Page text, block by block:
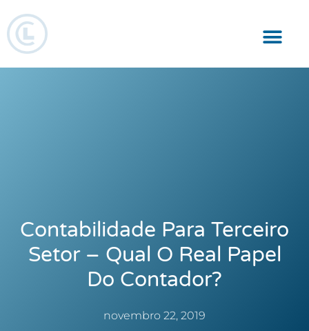
Contabilidade Para Terceiro
Setor – Qual O Real Papel
Do Contador?
novembro 22, 2019